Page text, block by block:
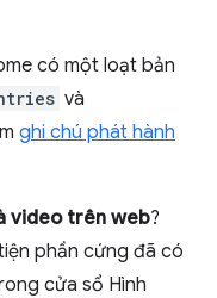
có một loạt bản
và
ghi chú phát hành
video trên web?
phần cứng đã có
cửa sổ Hình